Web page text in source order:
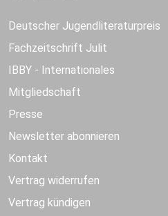
Deutscher Jugendliteraturpreis
Fachzeitschrift Julit
IBBY - Internationales
Mitgliedschaft
Presse
Newsletter abonnieren
Kontakt
Vertrag widerrufen
Vertrag kündigen